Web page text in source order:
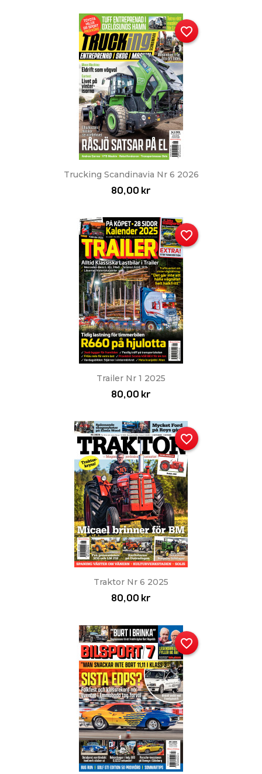
Trucking Scandinavia Nr 6 2026
80,00 kr
favorite_border
Trailer Nr 1 2025
80,00 kr
favorite_border
Traktor Nr 6 2025
80,00 kr
favorite_border
favorite_border